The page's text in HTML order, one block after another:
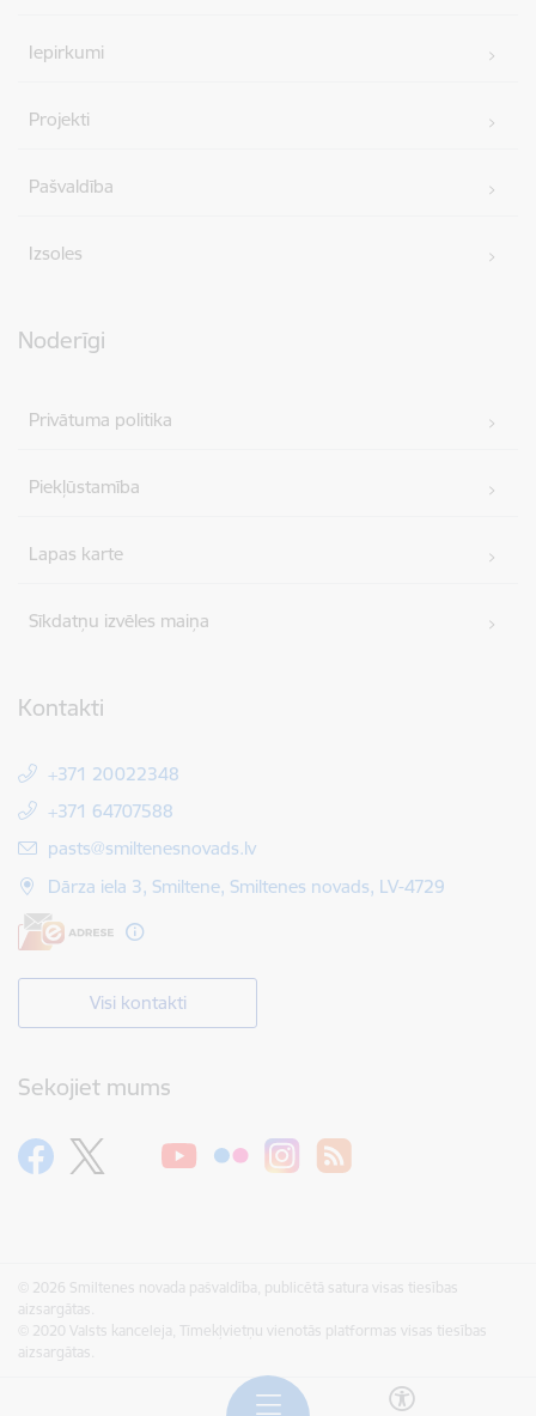
Iepirkumi
Projekti
Pašvaldība
Izsoles
Noderīgi
Privātuma politika
Piekļūstamība
Lapas karte
Sīkdatņu izvēles maiņa
Kontakti
+371 20022348
+371 64707588
E-pasts:
pasts@smiltenesnovads.lv
Dārza iela 3, Smiltene, Smiltenes novads, LV-4729
Visi kontakti
Sekojiet mums
© 2026 Smiltenes novada pašvaldība, publicētā satura visas tiesības
aizsargātas.
© 2020 Valsts kanceleja, Tīmekļvietņu vienotās platformas visas tiesības
aizsargātas.